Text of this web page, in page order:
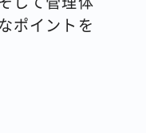
ポイントを